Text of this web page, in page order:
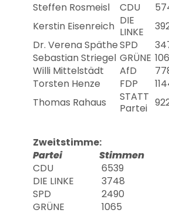
Steffen Rosmeisl
CDU
Kerstin Eisenreich DIE
LINKE
Dr. Verena SpätheSPD
Sebastian Striegel GRÜNE
Willi Mittelstädt
AfD
Torsten Henze
FDP
Thomas Rahaus
STATT
Partei
Zweitstimme:
Partei
Stimmen
CDU
6539
DIE LINKE
3748
SPD
2490
GRÜNE
1065